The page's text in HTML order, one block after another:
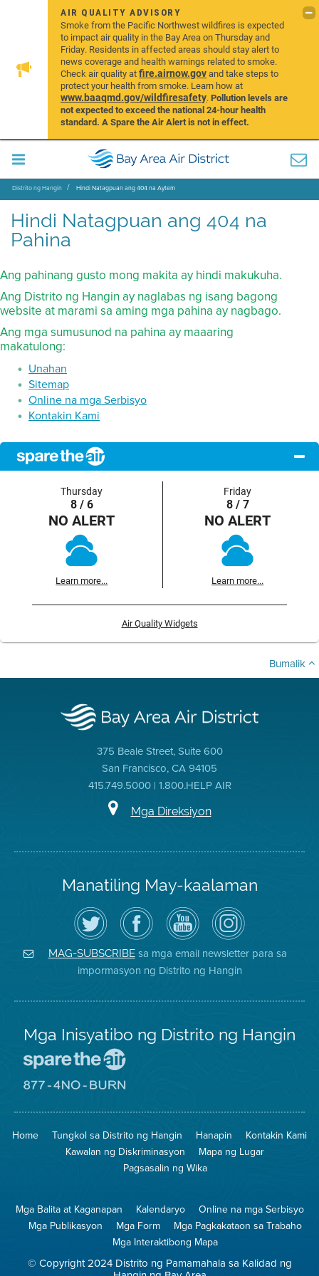
AIR QUALITY ADVISORY
Smoke from the Pacific Northwest wildfires is expected
to impact air quality in the Bay Area on Thursday and
Friday. Residents in affected areas should stay alert to
news coverage and health warnings related to smoke.
Check air quality atfire.airnow.govand take steps to
protect your health from smoke. Learn how at
www.baaqmd.gov/wildfiresafety.Pollution levels are
not expected to exceed the national 24-hour health
standard. A Spare the Air Alert is not in effect.
Distrito ng Hangin Hindi Natagpuan ang 404 na Aytem
Hindi Natagpuan ang 404 na
Pahina
Ang pahinang gusto mong makita ay hindi makukuha.
Ang Distrito ng Hangin ay naglabas ng isang bagong
website at marami sa aming mga pahina ay nagbago.
Ang mga sumusunod na pahina ay maaaring
makatulong:
Unahan
Sitemap
Online na mga Serbisyo
Kontakin Kami
Thursday
8 / 6
NO ALERT
Learn more...
Friday
8 / 7
NO ALERT
Learn more...
Air Quality Widgets
Bumalik
375 Beale Street, Suite 600
San Francisco, CA 94105
415.749.5000 | 1.800.HELP AIR
Mga Direksiyon
Manatiling May-kaalaman
I-
follow
ang
Air
District
sa
Twitter
Bisitahin
ang
Page
sa
Facebook
ng
Distrito
Channel
sa
YouTube
ng
Air
District
Air
District
on
Instagram
MAG-SUBSCRIBEsa mga email newsletter para sa
impormasyon ng Distrito ng Hangin
Mga Inisyatibo ng Distrito ng Hangin
Iligtas
Hangin
8774
na
Pagsunog
Home Tungkol sa Distrito ng Hangin Hanapin
Kontakin Kami
Kawalan ng Diskriminasyon
Mapa ng Lugar
Pagsasalin ng Wika
Mga Balita at Kaganapan Kalendaryo
Online na mga Serbisyo
Mga Publikasyon
Mga Form
Mga Pagkakataon sa Trabaho
Mga Interaktibong Mapa
© Copyright 2024 Distrito ng Pamamahala sa Kalidad ng